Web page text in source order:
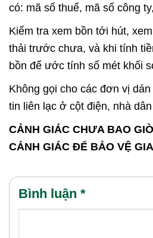
có: mã số thuế, mã số công
Kiểm tra xem bồn tới hút,
thải trước chưa, và khi tính
bồn để ước tính số mét khối
Không gọi cho các đơn vị
tin liên lạc ở cột điện, nhà
CẢNH GIÁC CHƯA BAO
CẢNH GIÁC ĐỂ BẢO VỆ
Bình luận *